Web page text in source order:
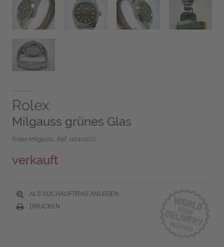
Rolex
Milgauss grünes Glas
Rolex Milgauss, Ref. 116400GV
verkauft
ALS SUCHAUFTRAG ANLEGEN
DRUCKEN